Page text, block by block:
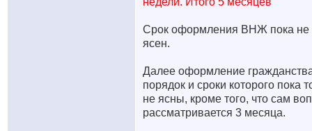
Срок оформления ВНЖ пока не
ясен.
Далее оформление
порядок и сроки которого пока
не ясны, кроме того, что сам
рассматривается 3 месяца.